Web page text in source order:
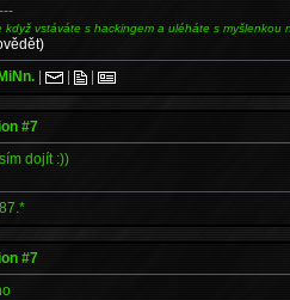
když vstáváte s hackingem a uléháte s myšlenkou
| | |
#7
dojít :))
#7